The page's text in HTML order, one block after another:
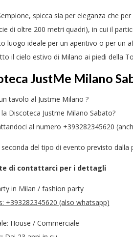
spicca sia per eleganza che
di oltre 200 metri quadri), in cui il
luogo ideale per un aperitivo o per un
il cielo estivo di Milano ai piedi della
JustMe Milano
tavolo al Justme Milano ?
Discoteca Justme Milano Sabato?
al numero +393282345620
del tipo di evento previsto dalla
di contattarci per i dettagli
in Milan / fashion party
+393282345620 (also whatsapp)
House / Commerciale